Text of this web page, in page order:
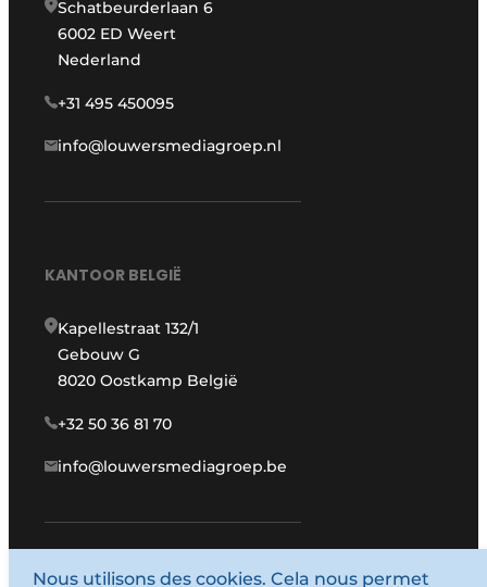
Schatbeurderlaan 6
6002 ED Weert
Nederland
+31 495 450095
info@louwersmediagroep.nl
KANTOOR BELGIË
Kapellestraat 132/1
Gebouw G
8020 Oostkamp België
+32 50 36 81 70
info@louwersmediagroep.be
www.louwersmediagroep.com
Nous utilisons des cookies. Cela nous permet